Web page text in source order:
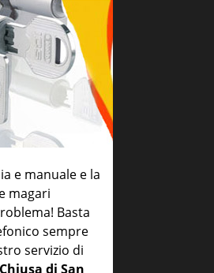
e manuale e la
magari
Basta
sempre
servizio di
di San